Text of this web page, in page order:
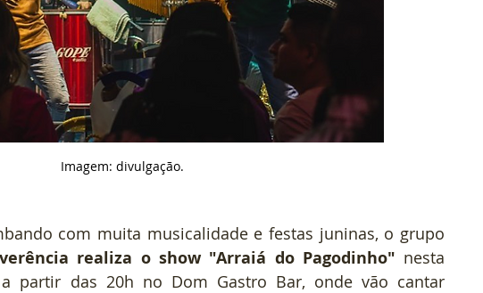
Imagem: divulgação.
com muita musicalidade e festas juninas, o grupo
realiza o show "Arraiá do Pagodinho" nesta
partir das 20h no Dom Gastro Bar, onde vão cantar